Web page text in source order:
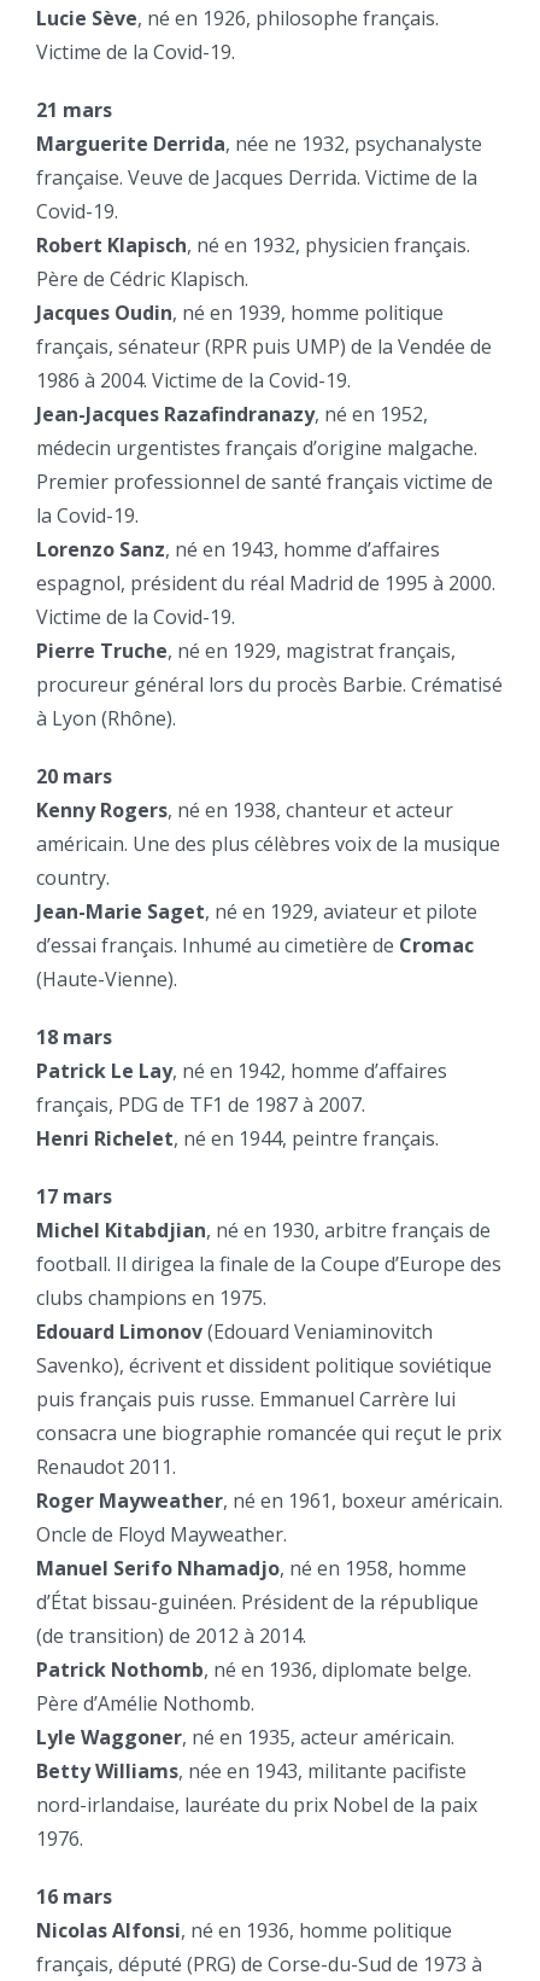
Lucie Sève, né en 1926, philosophe français.
Victime de la Covid-19.
21 mars
Marguerite Derrida, née ne 1932, psychanalyste
française. Veuve de Jacques Derrida. Victime de la
Covid-19.
Robert Klapisch, né en 1932, physicien français.
Père de Cédric Klapisch.
Jacques Oudin, né en 1939, homme politique
français, sénateur (RPR puis UMP) de la Vendée de
1986 à 2004. Victime de la Covid-19.
Jean-Jacques Razafindranazy, né en 1952,
médecin urgentistes français d’origine malgache.
Premier professionnel de santé français victime de
la Covid-19.
Lorenzo Sanz, né en 1943, homme d’affaires
espagnol, président du réal Madrid de 1995 à 2000.
Victime de la Covid-19.
Pierre Truche, né en 1929, magistrat français,
procureur général lors du procès Barbie. Crématisé
à Lyon (Rhône).
20 mars
Kenny Rogers, né en 1938, chanteur et acteur
américain. Une des plus célèbres voix de la musique
country.
Jean-Marie Saget, né en 1929, aviateur et pilote
d’essai français. Inhumé au cimetière de Cromac
(Haute-Vienne).
18 mars
Patrick Le Lay, né en 1942, homme d’affaires
français, PDG de TF1 de 1987 à 2007.
Henri Richelet, né en 1944, peintre français.
17 mars
Michel Kitabdjian, né en 1930, arbitre français de
football. Il dirigea la finale de la Coupe d’Europe des
clubs champions en 1975.
Edouard Limonov(Edouard Veniaminovitch
Savenko), écrivent et dissident politique soviétique
puis français puis russe. Emmanuel Carrère lui
consacra une biographie romancée qui reçut le prix
Renaudot 2011.
Roger Mayweather, né en 1961, boxeur américain.
Oncle de Floyd Mayweather.
Manuel Serifo Nhamadjo, né en 1958, homme
d’État bissau-guinéen. Président de la république
(de transition) de 2012 à 2014.
Patrick Nothomb, né en 1936, diplomate belge.
Père d’Amélie Nothomb.
Lyle Waggoner, né en 1935, acteur américain.
Betty Williams, née en 1943, militante pacifiste
nord-irlandaise, lauréate du prix Nobel de la paix
1976.
16 mars
Nicolas Alfonsi, né en 1936, homme politique
français, député (PRG) de Corse-du-Sud de 1973 à